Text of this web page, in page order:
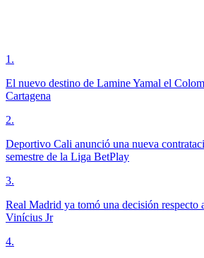
1 .
El nuevo destino de Lamine Yamal el
Cartagena
2.
Deportivo Cali anunció una nueva
semestre de la Liga BetPlay
3.
Real Madrid ya tomó una decisión respecto
Vinícius Jr
4.